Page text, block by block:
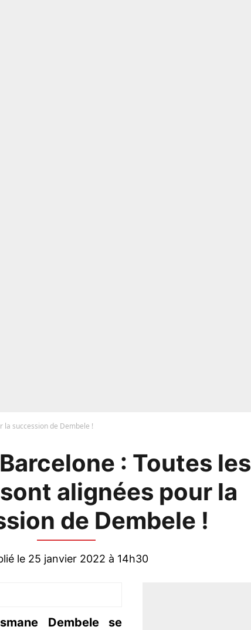
la succession de Dembele !
: Toutes les
alignées pour la
de Dembele !
le 25 janvier 2022 à 14h30
Dembele se